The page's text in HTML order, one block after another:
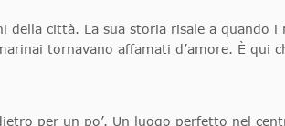
città. La sua storia risale a quando i
tornavano affamati d’amore. È qui
per un po’. Un luogo perfetto nel